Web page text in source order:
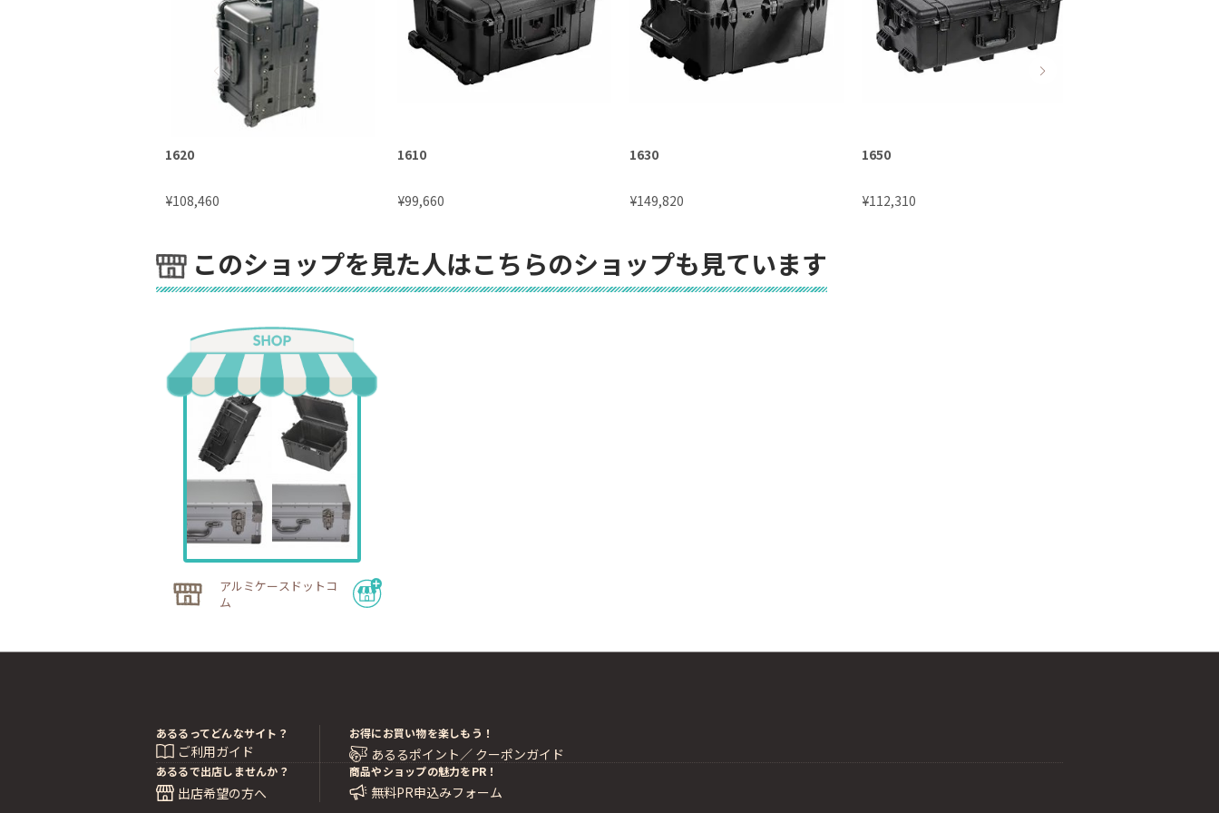
1620
¥108,460
1610
¥99,660
1630
¥149,820
1650
¥112,310
このショップを見た人はこちらのショップも見ています
アルミケースドットコ
ム
あるるってどんなサイト？
ご利用ガイド
お得にお買い物を楽しもう！
あるるポイント／ クーポンガイド
あるるで出店しませんか？
出店希望の方へ
商品やショップの魅力をPR！
無料PR申込みフォーム